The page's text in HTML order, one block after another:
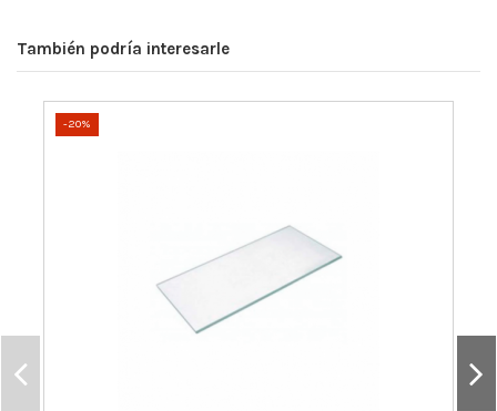
También podría interesarle
-20%